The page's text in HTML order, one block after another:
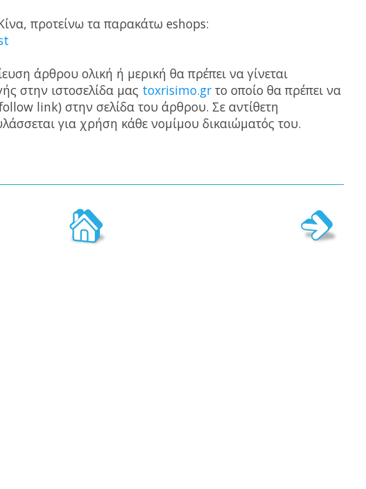
προτείνω τα παρακάτω eshops:
άρθρου ολική ή μερική θα πρέπει να γίνεται
στην ιστοσελίδα μας toxrisimo.gr το οποίο θα πρέπει να
link) στην σελίδα του άρθρου. Σε αντίθετη
για χρήση κάθε νομίμου δικαιώματός του.